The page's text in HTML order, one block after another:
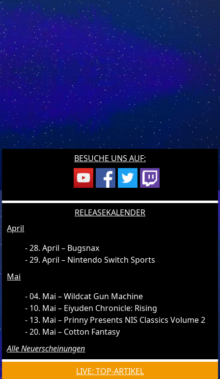
BESUCHE UNS AUF:
RELEASEKALENDER
April
28. April – Bugsnax
29. April – Nintendo Switch Sports
Mai
04. Mai – Wildcat Gun Machine
10. Mai – Eiyuden Chronicle: Rising
13. Mai – Prinny Presents NIS Classics Volume 2
20. Mai – Cotton Fantasy
Alle Neuerscheinungen
LIVE: TOP-ARTIKEL